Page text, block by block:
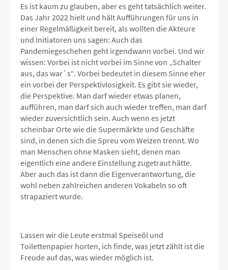
Es ist kaum zu glauben, aber es geht tatsächlich weiter.
Das Jahr 2022 hielt und hält Aufführungen für uns in
einer Regelmäßigkeit bereit, als wollten die Akteure
und Initiatoren uns sagen: Auch das
Pandemiegeschehen geht irgendwann vorbei. Und wir
wissen: Vorbei ist nicht vorbei im Sinne von „Schalter
aus, das war`s“. Vorbei bedeutet in diesem Sinne eher
ein vorbei der Perspektivlosigkeit. Es gibt sie wieder,
die Perspektive. Man darf wieder etwas planen,
aufführen, man darf sich auch wieder treffen, man darf
wieder zuversichtlich sein. Auch wenn es jetzt
scheinbar Orte wie die Supermärkte und Geschäfte
sind, in denen sich die Spreu vom Weizen trennt. Wo
man Menschen ohne Masken sieht, denen man
eigentlich eine andere Einstellung zugetraut hätte.
Aber auch das ist dann die Eigenverantwortung, die
wohl neben zahlreichen anderen Vokabeln so oft
strapaziert wurde.
Lassen wir die Leute erstmal Speiseöl und
Toilettenpapier horten, ich finde, was jetzt zählt ist die
Freude auf das, was wieder möglich ist.